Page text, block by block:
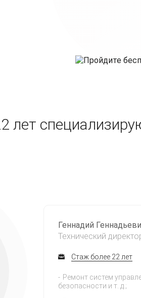
лет
Геннадий
Технический
Стаж более 22 лет
Ремонт систем
безопасности и т. д.;